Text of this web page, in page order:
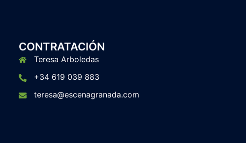
CONTRATACIÓN
Teresa Arboledas
+34 619 039 883
teresa@escenagranada.com